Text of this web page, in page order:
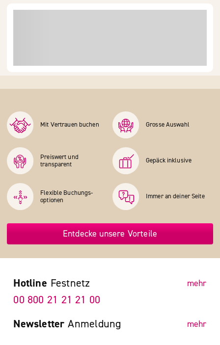
Mit Vertrauen buchen Grosse Auswahl
Preiswert und
transparent
Gepäck inklusive
Flexible Buchungs­
optionen
Immer an deiner Seite
Entdecke unsere Vorteile
Hotline Festnetz mehr
00 800 21 21 21 00
Newsletter Anmeldung mehr